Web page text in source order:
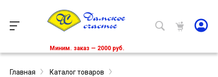
Миним. заказ — 2000 руб.
Главная
Каталог товаров